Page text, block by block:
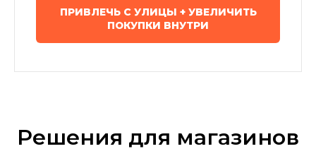
ПРИВЛЕЧЬ С УЛИЦЫ + УВЕЛИЧИТЬ
ПОКУПКИ ВНУТРИ
Решения для магазинов